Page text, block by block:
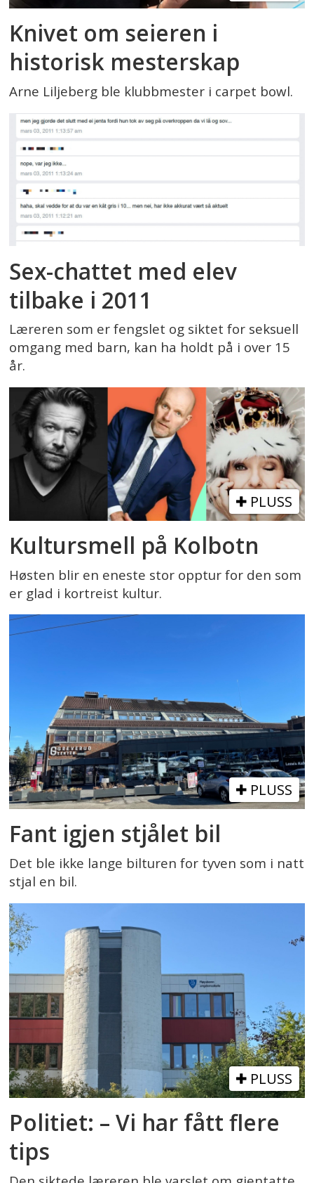
Knivet om seieren i
historisk mesterskap
Arne Liljeberg ble klubbmester i carpet bowl.
Sex-chattet med elev
tilbake i 2011
Læreren som er fengslet og siktet for seksuell
omgang med barn, kan ha holdt på i over 15
år.
PLUSS
Kultursmell på Kolbotn
Høsten blir en eneste stor opptur for den som
er glad i kortreist kultur.
PLUSS
Fant igjen stjålet bil
Det ble ikke lange bilturen for tyven som i natt
stjal en bil.
PLUSS
Politiet: – Vi har fått flere
tips